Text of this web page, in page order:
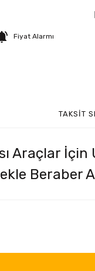
Fiyat Alarmı
TAKSIT
Araçlar İçin
Beraber